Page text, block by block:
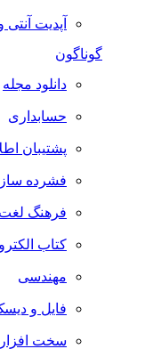
آپدیت آنتی ویروس
گوناگون
دانلود مجله
حسابداری
پشتیبان اطلاعات
فشرده ساز
فرهنگ لغت
کتاب الکترونیک
مهندسی
فایل و دیسک
سخت افزار